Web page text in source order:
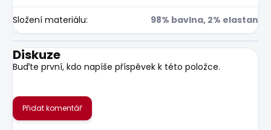
Složení materiálu: 98% bavlna, 2% elastan
Diskuze
Buďte první, kdo napíše příspěvek k této položce.
Přidat komentář